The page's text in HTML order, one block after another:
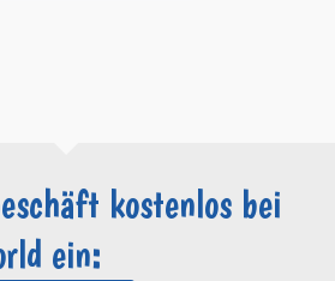
kostenlos bei
ein: